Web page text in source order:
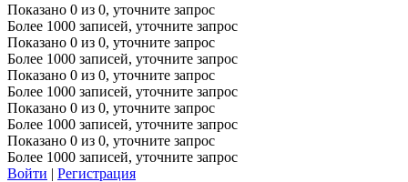
Показано 0 из 0, уточните запрос
Более 1000 записей, уточните запрос
Показано 0 из 0, уточните запрос
Более 1000 записей, уточните запрос
Показано 0 из 0, уточните запрос
Более 1000 записей, уточните запрос
Показано 0 из 0, уточните запрос
Более 1000 записей, уточните запрос
Показано 0 из 0, уточните запрос
Более 1000 записей, уточните запрос
Войти | Регистрация